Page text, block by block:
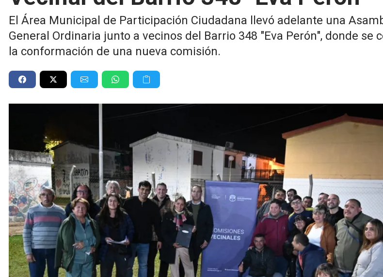
El Área Municipal de Participación Ciudadana llevó adelante una
General Ordinaria junto a vecinos del Barrio 348 "Eva Perón", donde se
la conformación de una nueva comisión.